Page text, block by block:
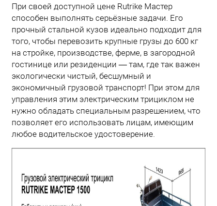
При своей доступной цене Rutrike Мастер
способен выполнять серьёзные задачи. Его
прочный стальной кузов идеально подходит для
того, чтобы перевозить крупные грузы до 600 кг
на стройке, производстве, ферме, в загородной
гостинице или резиденции — там, где так важен
экологически чистый, бесшумный и
экономичный грузовой транспорт! При этом для
управления этим электрическим трициклом не
нужно обладать специальным разрешением, что
позволяет его использовать лицам, имеющим
любое водительское удостоверение.